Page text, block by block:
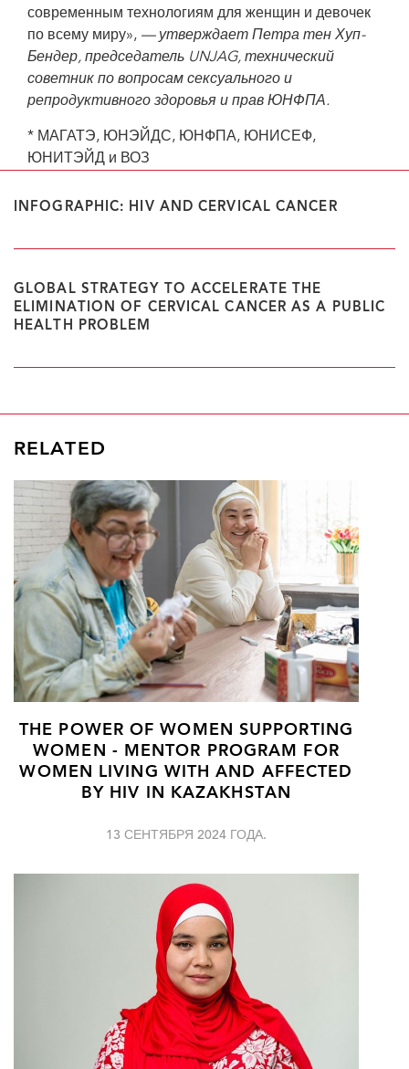
современным технологиям для женщин и девочек
по всему миру», — утверждает Петра тен Хуп-
Бендер, председатель UNJAG, технический
советник по вопросам сексуального и
репродуктивного здоровья и прав ЮНФПА.
* МАГАТЭ, ЮНЭЙДС, ЮНФПА, ЮНИСЕФ,
ЮНИТЭЙД и ВОЗ
INFOGRAPHIC: HIV AND CERVICAL CANCER
GLOBAL STRATEGY TO ACCELERATE THE
ELIMINATION OF CERVICAL CANCER AS A PUBLIC
HEALTH PROBLEM
RELATED
THE POWER OF WOMEN SUPPORTING
WOMEN - MENTOR PROGRAM FOR
WOMEN LIVING WITH AND AFFECTED
BY HIV IN KAZAKHSTAN
13 СЕНТЯБРЯ 2024 ГОДА.